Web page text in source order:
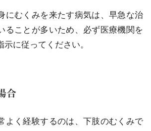
にむくみを来たす病気は、早急な治
ることが多いため、必ず医療機関を
に従ってください。
合
よく経験するのは、下肢のむくみで